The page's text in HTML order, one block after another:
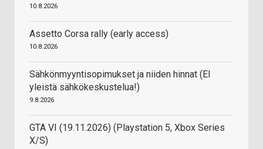
10.8.2026
Assetto Corsa rally (early access)
10.8.2026
Sähkönmyyntisopimukset ja niiden hinnat (EI
yleistä sähkökeskustelua!)
9.8.2026
GTA VI (19.11.2026) (Playstation 5, Xbox Series
X/S)